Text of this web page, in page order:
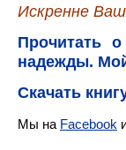
Искренне
Прочитать
надежды.
Скачать
Мы на Facebook